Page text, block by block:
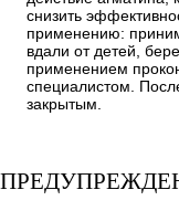
снизить
применению:
вдали от детей,
применением
специалистом.
закрытым.